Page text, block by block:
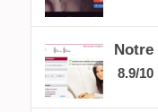
8.9/10